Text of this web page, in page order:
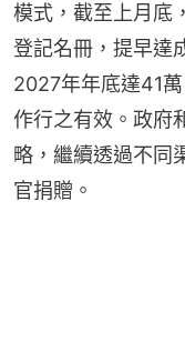
模式，截至上月底
登記名冊，提早達
2027年年底達41
作行之有效。政府
略，繼續透過不同
官捐贈。